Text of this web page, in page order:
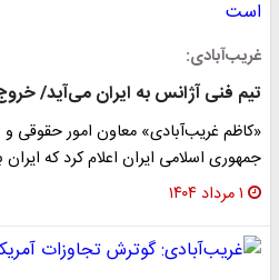
غریب‌آبادی:
تیم فنی آژانس به ایران می‌آید/
«کاظم غریب‌آبادی» معاون امور حقوقی و
جمهوری اسلامی ایران اعلام کرد که